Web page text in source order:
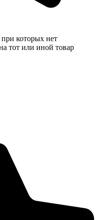
которых нет
тот или иной товар